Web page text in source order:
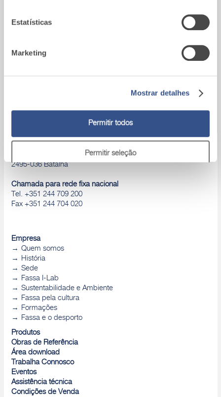
Estatísticas
Marketing
Mostrar detalhes
Permitir todos
Permitir seleção
Rejeitar
Área download
desempenho, D.o.P., Brochuras, ...
Zona Industrial de São Mamede
2495-036 Batalha
Chamada para rede fixa nacional
Tel. +351 244 709 200
Fax +351 244 704 020
Empresa
Quem somos
História
Sede
Fassa I-Lab
Sustentabilidade e Ambiente
Fassa pela cultura
Formações
Fassa e o desporto
Produtos
Obras de Referência
Área download
Trabalha Connosco
Eventos
Assistência técnica
Condições de Venda